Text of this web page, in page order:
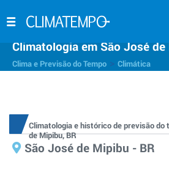
Climatologia em São José
Clima e Previsão do Tempo Climática
Climatologia e histórico de previsão do
de Mipibu, BR
São José de Mipibu - BR